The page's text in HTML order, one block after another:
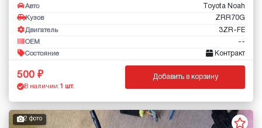
Авто Toyota Noah
Кузов ZRR70G
Двигатель 3ZR-FE
OEM --
Состояние Контракт
500
В наличии: 1 шт.
Добавить в корзину
2 фото